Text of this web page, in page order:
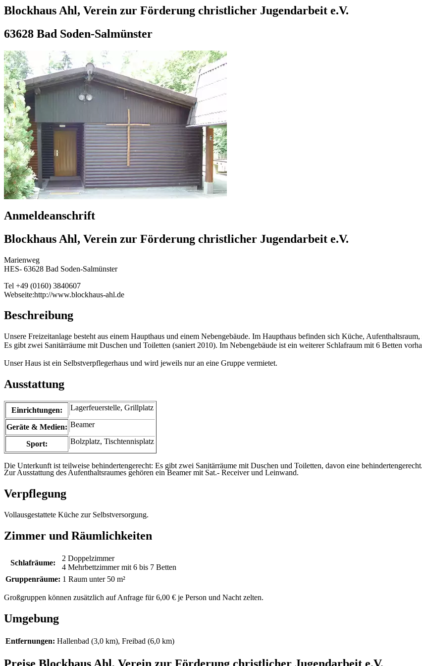
Blockhaus Ahl, Verein zur Förderung christlicher Jugendarbeit e.V.
63628 Bad Soden-Salmünster
Anmeldeanschrift
Blockhaus Ahl, Verein zur Förderung christlicher Jugendarbeit e.V.
Marienweg
HES- 63628 Bad Soden-Salmünster
Tel +49 (0160) 3840607
Webseite:http://www.blockhaus-ahl.de
Beschreibung
Unsere Freizeitanlage besteht aus einem Haupthaus und einem Nebengebäude. Im Haupthaus befinden sich Küche,
Es gibt zwei Sanitärräume mit Duschen und Toiletten (saniert 2010). Im Nebengebäude ist ein weiterer Schlafraum mit 6 Betten
Unser Haus ist ein Selbstverpflegerhaus und wird jeweils nur an eine Gruppe vermietet.
Ausstattung
Einrichtungen: Lagerfeuerstelle, Grillplatz
Geräte & Medien: Beamer
Sport: Bolzplatz, Tischtennisplatz
Die Unterkunft ist teilweise behindertengerecht: Es gibt zwei Sanitärräume mit Duschen und Toiletten, davon eine behindertengerecht.
Zur Ausstattung des Aufenthaltsraumes gehören ein Beamer mit Sat.- Receiver und Leinwand.
Verpflegung
Vollausgestattete Küche zur Selbstversorgung.
Zimmer und Räumlichkeiten
Schlafräume:
2 Doppelzimmer
4 Mehrbettzimmer mit 6 bis 7 Betten
Gruppenräume: 1 Raum unter 50 m²
Großgruppen können zusätzlich auf Anfrage für 6,00 € je Person und Nacht zelten.
Umgebung
Entfernungen: Hallenbad (3,0 km), Freibad (6,0 km)
Preise Blockhaus Ahl, Verein zur Förderung christlicher Jugendarbeit e.V.